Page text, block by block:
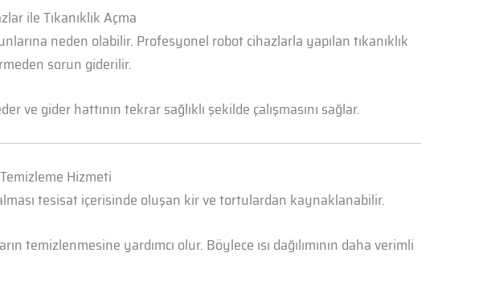
ile Tıkanıklık Açma
neden olabilir. Profesyonel robot cihazlarla yapılan tıkanıklık
sorun giderilir.
gider hattının tekrar sağlıklı şekilde çalışmasını sağlar.
Hizmeti
tesisat içerisinde oluşan kir ve tortulardan kaynaklanabilir.
yardımcı olur. Böylece ısı dağılımının daha verimli